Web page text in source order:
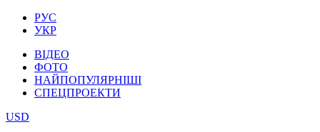
РУС
УКР
ВІДЕО
ФОТО
НАЙПОПУЛЯРНІШІ
СПЕЦПРОЕКТИ
USD